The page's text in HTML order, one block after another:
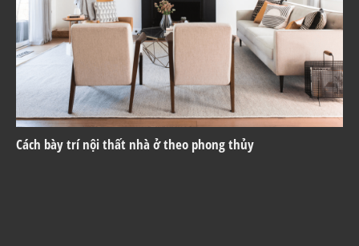
Cách bày trí nội thất nhà ở theo phong thủy